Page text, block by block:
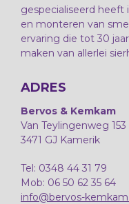
gespecialiseerd heeft
en monteren van
ervaring die tot 30
maken van allerlei
ADRES
Bervos & Kemkam
Van Teylingenweg 153
3471 GJ Kamerik
Tel: 0348 44 31 79
Mob: 06 50 62 35 64
info@bervos-